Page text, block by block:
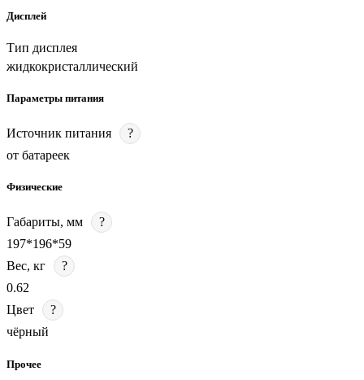
Дисплей
Тип дисплея
жидкокристаллический
Параметры питания
Источник питания
?
от батареек
Физические
Габариты, мм
?
197*196*59
Вес, кг
?
0.62
Цвет
?
чёрный
Прочее